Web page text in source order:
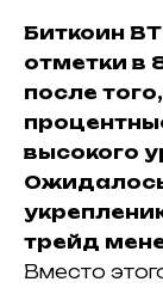
Биткоин
отметки в
после
высокого
трейд
Вместо